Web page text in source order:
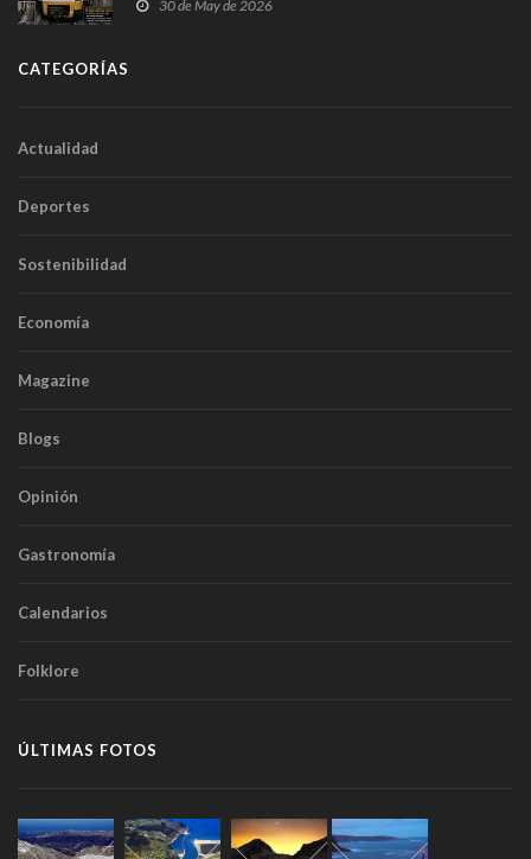
30 de May de 2026
CATEGORÍAS
Actualidad
Deportes
Sostenibilidad
Economía
Magazine
Blogs
Opinión
Gastronomía
Calendarios
Folklore
ÚLTIMAS FOTOS